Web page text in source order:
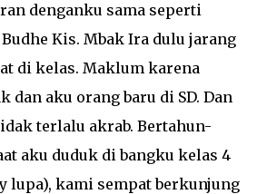
denganku sama seperti
Kis. Mbak Ira dulu jarang
di kelas. Maklum karena
dan aku orang baru di SD. Dan
terlalu akrab. Bertahun-
aku duduk di bangku kelas 4
lupa), kami sempat berkunjung